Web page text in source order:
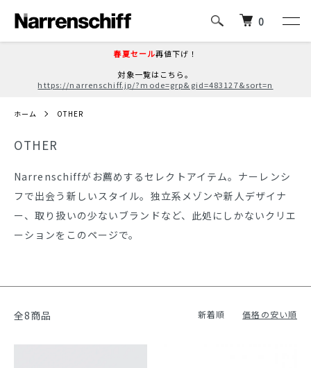
春夏セール再値下げ！
対象一覧はこちら。
https://narrenschiff.jp/?mode=grp&gid=483127&sort=n
0
ホーム OTHER
OTHER
Narrenschiffがお薦めするセレクトアイテム。ナーレンシ
フで出会う新しいスタイル。独立系メゾンや新人デザイナ
ー、取り扱いの少ないブランドなど、此処にしかないクリエ
ーションをこのページで。
全8商品 新着順 価格の安い順